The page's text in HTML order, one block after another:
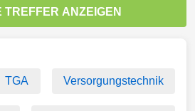
TREFFER ANZEIGEN
TGA Versorgungstechnik